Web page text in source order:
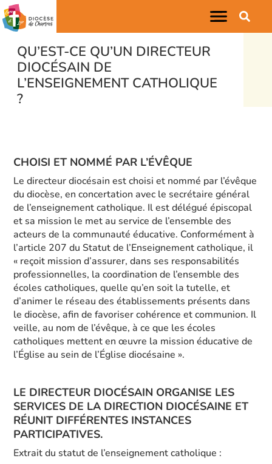
QU’EST-CE QU’UN DIRECTEUR
DIOCÉSAIN DE
L’ENSEIGNEMENT CATHOLIQUE
?
CHOISI ET NOMMÉ PAR L’ÉVÊQUE
Le directeur diocésain est choisi et nommé par l’évêque
du diocèse, en concertation avec le secrétaire général
de l’enseignement catholique. Il est délégué épiscopal
et sa mission le met au service de l’ensemble des
acteurs de la communauté éducative. Conformément à
l’article 207 du Statut de l’Enseignement catholique, il
« reçoit mission d’assurer, dans ses responsabilités
professionnelles, la coordination de l’ensemble des
écoles catholiques, quelle qu’en soit la tutelle, et
d’animer le réseau des établissements présents dans
le diocèse, afin de favoriser cohérence et communion. Il
veille, au nom de l’évêque, à ce que les écoles
catholiques mettent en œuvre la mission éducative de
l’Église au sein de l’Église diocésaine ».
LE DIRECTEUR DIOCÉSAIN ORGANISE LES
SERVICES DE LA DIRECTION DIOCÉSAINE ET
RÉUNIT DIFFÉRENTES INSTANCES
PARTICIPATIVES.
Extrait du statut de l’enseignement catholique :